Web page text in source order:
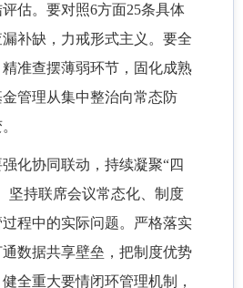
估。要对照6方面25条具体
补缺，力戒形式主义。要全
准查摆薄弱环节，固化成熟
管理从集中整治向常态防
化协同联动，持续凝聚“四
坚持联席会议常态化、制度
程中的实际问题。严格落实
数据共享壁垒，把制度优势
全重大要情闭环管理机制，